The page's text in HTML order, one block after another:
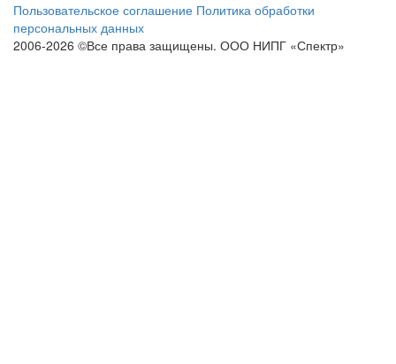
Пользовательское соглашение Политика обработки
персональных данных
2006-2026 ©Все права защищены. ООО НИПГ «Спектр»